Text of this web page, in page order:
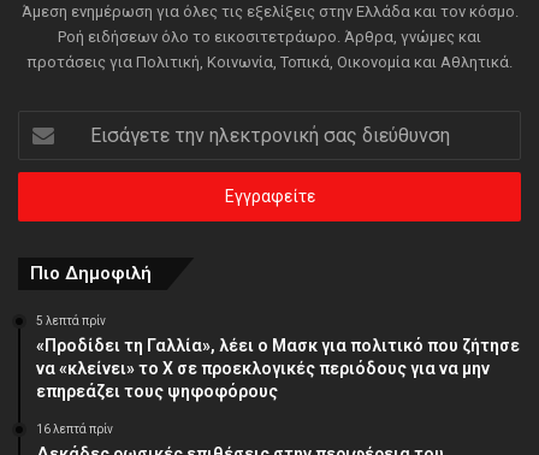
Άμεση ενημέρωση για όλες τις εξελίξεις στην Ελλάδα και τον κόσμο.
Ροή ειδήσεων όλο το εικοσιτετράωρο. Άρθρα, γνώμες και
προτάσεις για Πολιτική, Κοινωνία, Τοπικά, Οικονομία και Αθλητικά.
την
ηλεκτρονική
διεύθυνση
Πιο Δημοφιλή
5 λεπτά πρίν
«Προδίδει τη Γαλλία», λέει ο Μασκ για πολιτικό που ζήτησε
να «κλείνει» το X σε προεκλογικές περιόδους για να μην
επηρεάζει τους ψηφοφόρους
16 λεπτά πρίν